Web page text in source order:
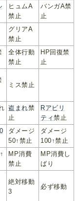
ヒュムA
禁止
バンガA禁
止
グリアA
禁止
全体行動
禁止
HP回復禁
止
ミス禁止
盗まれ禁
止
Rアビリ
ティ禁止
ダメージ
50↑禁止
ダメージ
100↑禁止
MP消費
禁止
MP消費し
ばり
絶対移動
3
必ず移動